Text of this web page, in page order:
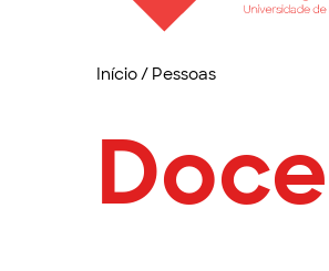
Início/ Pessoas